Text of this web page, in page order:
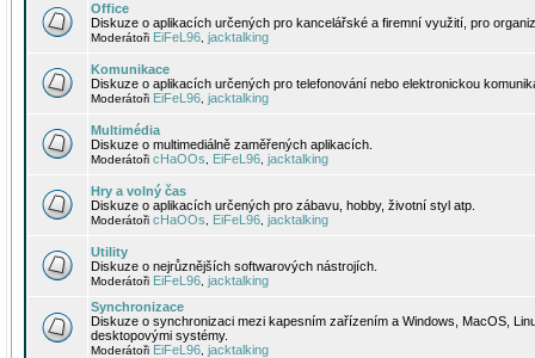
Office
Diskuze o aplikacích určených pro kancelářské a firemní využití, pro
Moderátoři EiFeL96 jacktalking
Komunikace
Diskuze o aplikacích určených pro telefonování nebo elektronickou
Moderátoři EiFeL96 jacktalking
Multimédia
Diskuze o multimediálně zaměřených aplikacích.
Moderátoři cHaOOs EiFeL96 jacktalking
Hry a volný čas
Diskuze o aplikacích určených pro zábavu, hobby, životní styl atp.
Moderátoři cHaOOs EiFeL96 jacktalking
Utility
Diskuze o nejrůznějších softwarových nástrojích.
Moderátoři EiFeL96 jacktalking
Synchronizace
Diskuze o synchronizaci mezi kapesním zařízením a Windows, MacOS,
desktopovými systémy.
Moderátoři EiFeL96 jacktalking